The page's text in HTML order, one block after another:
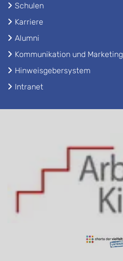
Schulen
Karriere
Alumni
Kommunikation und Marketing
Hinweisgebersystem
Intranet